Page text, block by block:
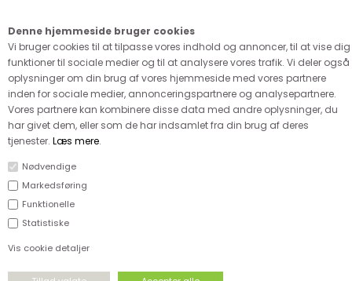
Denne hjemmeside bruger cookies
Vi bruger cookies til at tilpasse vores indhold og annoncer, til at vise dig
funktioner til sociale medier og til at analysere vores trafik. Vi deler også
oplysninger om din brug af vores hjemmeside med vores partnere
inden for sociale medier, annonceringspartnere og analysepartnere.
Vores partnere kan kombinere disse data med andre oplysninger, du
har givet dem, eller som de har indsamlet fra din brug af deres
tjenester. Læs mere.
Nødvendige
Markedsføring
Funktionelle
Statistiske
Vis cookie detaljer
FORSIDE›TILBEHØR›